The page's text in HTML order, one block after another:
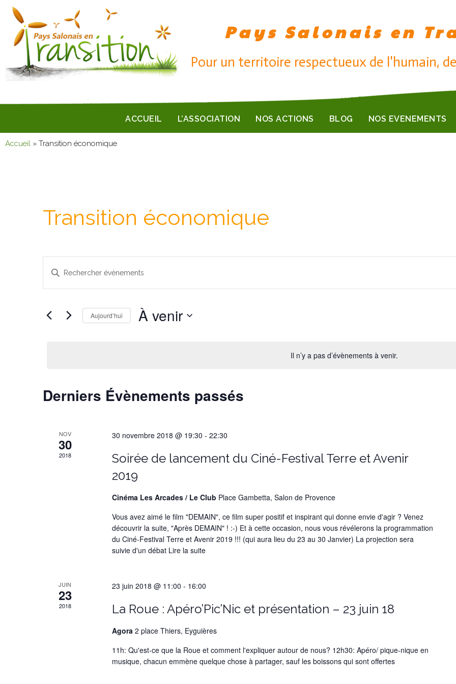
Pays Salonais en
Pour un territoire respectueux de l'humain,
ACCUEIL L’ASSOCIATION NOS ACTIONS BLOG NOS EVENEMENTS
Accueil » Transition économique
Transition économique
Il n’y a pas d’évènements à venir.
et
navigation
vues
Saisir
mot-
clé.
Évènements
Aujourd’hui À venir
Derniers Évènements passés
NOV
30
2018
30 novembre 2018 @ 19:30 - 22:30
Soirée de lancement du Ciné-Festival Terre et Avenir
2019
Cinéma Les Arcades / Le Club Place Gambetta, Salon de Provence
Vous avez aimé le film "DEMAIN", ce film super positif et inspirant qui donne envie d'agir ? Venez
découvrir la suite, "Après DEMAIN" ! :-) Et à cette occasion, nous vous révélerons la programmation
du Ciné-Festival Terre et Avenir 2019 !!! (qui aura lieu du 23 au 30 Janvier) La projection sera
suivie d'un débat Lire la suite
JUIN
23
2018
23 juin 2018 @ 11:00 - 16:00
La Roue : Apéro’Pic’Nic et présentation – 23 juin 18
Agora 2 place Thiers, Eyguières
11h: Qu'est-ce que la Roue et comment l'expliquer autour de nous? 12h30: Apéro/ pique-nique en
musique, chacun emmène quelque chose à partager, sauf les boissons qui sont offertes